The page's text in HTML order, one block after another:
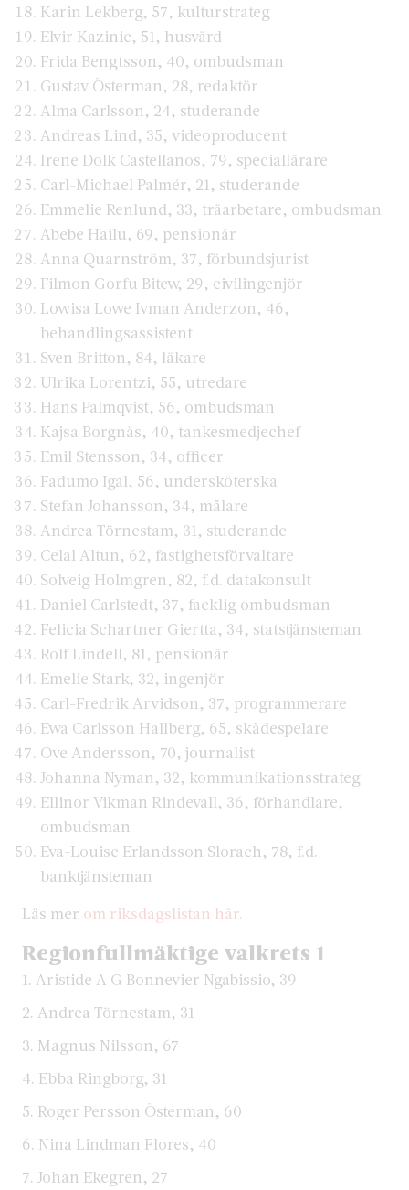
Karin Lekberg, 57, kulturstrateg
Elvir Kazinic, 51, husvärd
Frida Bengtsson, 40, ombudsman
Gustav Österman, 28, redaktör
Alma Carlsson, 24, studerande
Andreas Lind, 35, videoproducent
Irene Dolk Castellanos, 79, speciallärare
Carl-Michael Palmér, 21, studerande
Emmelie Renlund, 33, träarbetare, ombudsman
Abebe Hailu, 69, pensionär
Anna Quarnström, 37, förbundsjurist
Filmon Gorfu Bitew, 29, civilingenjör
Lowisa Lowe Ivman Anderzon, 46,
behandlingsassistent
Sven Britton, 84, läkare
Ulrika Lorentzi, 55, utredare
Hans Palmqvist, 56, ombudsman
Kajsa Borgnäs, 40, tankesmedjechef
Emil Stensson, 34, officer
Fadumo Igal, 56, undersköterska
Stefan Johansson, 34, målare
Andrea Törnestam, 31, studerande
Celal Altun, 62, fastighetsförvaltare
Solveig Holmgren, 82, f.d. datakonsult
Daniel Carlstedt, 37, facklig ombudsman
Felicia Schartner Giertta, 34, statstjänsteman
Rolf Lindell, 81, pensionär
Emelie Stark, 32, ingenjör
Carl-Fredrik Arvidson, 37, programmerare
Ewa Carlsson Hallberg, 65, skådespelare
Ove Andersson, 70, journalist
Johanna Nyman, 32, kommunikationsstrateg
Ellinor Vikman Rindevall, 36, förhandlare,
ombudsman
Eva-Louise Erlandsson Slorach, 78, f.d.
banktjänsteman
Läs mer om riksdagslistan här.
Regionfullmäktige valkrets 1
1. Aristide A G Bonnevier Ngabissio, 39
2. Andrea Törnestam, 31
3. Magnus Nilsson, 67
4. Ebba Ringborg, 31
5. Roger Persson Österman, 60
6. Nina Lindman Flores, 40
7. Johan Ekegren, 27